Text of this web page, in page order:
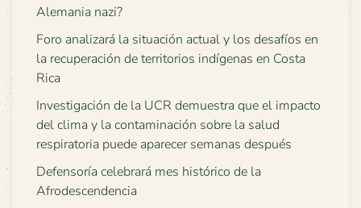
Alemania nazi?
Foro analizará la situación actual y los desafíos en
la recuperación de territorios indígenas en Costa
Rica
Investigación de la UCR demuestra que el impacto
del clima y la contaminación sobre la salud
respiratoria puede aparecer semanas después
Defensoría celebrará mes histórico de la
Afrodescendencia